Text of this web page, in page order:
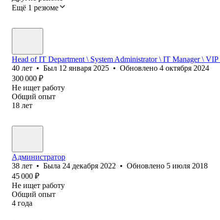
Ещё 1 резюме
Head of IT Department \ System Administrator \ IT Manager \ VIP
40 лет • Был 12 января 2025 • Обновлено 4 октября 2024
300 000 ₽
Не ищет работу
Общий опыт
18 лет
Администратор
38 лет • Была 24 декабря 2022 • Обновлено 5 июля 2018
45 000 ₽
Не ищет работу
Общий опыт
4 года